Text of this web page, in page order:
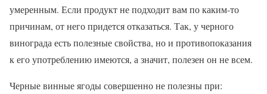
умеренным. Если продукт не подходит вам по каким-то
причинам, от него придется отказаться. Так, у черного
винограда есть полезные свойства, но и противопоказания
к его употреблению имеются, а значит, полезен он не всем.
Черные винные ягоды совершенно не полезны при: